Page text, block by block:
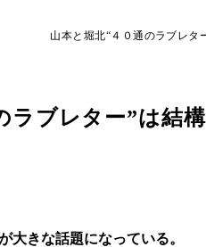
山本と堀北“４０通のラブレタ
ラブレター”は結
大きな話題になっている。